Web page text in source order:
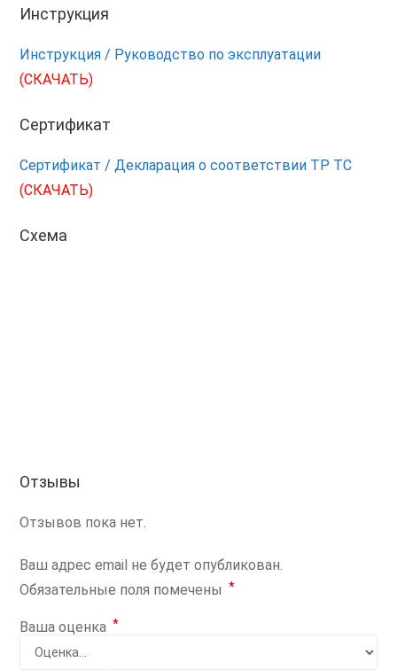
Инструкция
Инструкция / Руководство по эксплуатации
(СКАЧАТЬ)
Сертификат
Сертификат / Декларация о соответствии ТР ТС
(СКАЧАТЬ)
Схема
Отзывы
Отзывов пока нет.
Ваш адрес email не будет опубликован.
Обязательные поля помечены *
Ваша оценка *